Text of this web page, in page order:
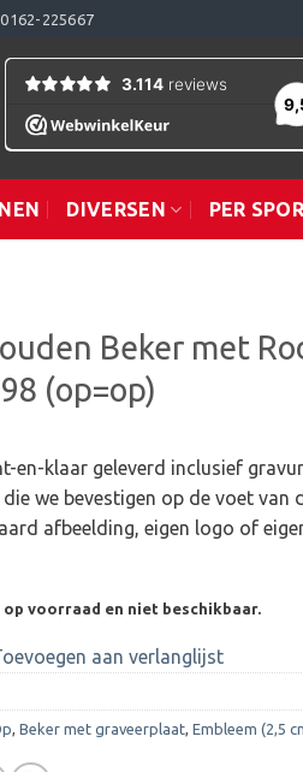
225667
DIVERSEN PER
Beker met
(op=op)
en-klaar geleverd inclusief
we bevestigen op de voet van
afbeelding, eigen logo of
voorraad en niet beschikbaar.
aan verlanglijst
, Beker met graveerplaat, Embleem (2,5